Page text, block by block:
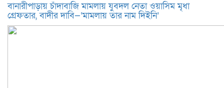
বানারীপাড়ায় চাঁদাবাজি মামলায় যুবদল নেতা ওয়াসিম মৃধা
গ্রেফতার, বাদীর দাবি—‘মামলায় তার নাম দিইনি’